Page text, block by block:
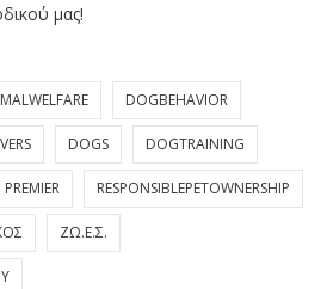
μας!
DOGBEHAVIOR
DOGS DOGTRAINING
PREMIER RESPONSIBLEPETOWNERSHIP
ΖΩ.Ε.Σ.